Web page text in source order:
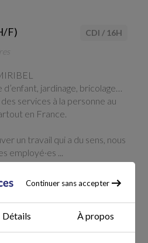
Continuer sans accepter
Détails À propos
F) CDI/ 16H
d’enfant, jardinage, bricolage…
services à la personne au
en France.
un travail qui a du sens, nous
employé·es ...
(H/F) CDI/14H